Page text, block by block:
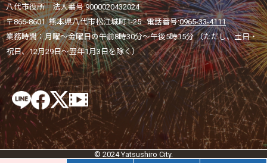
八代市役所 法人番号 9000020432024
〒866-8601 熊本県八代市松江城町1-25 電話番号:0965-33-4111
業務時間：月曜～金曜日の午前8時30分～午後5時15分 （ただし、土日・
祝日、12月29日～翌年1月3日を除く）
© 2024 Yatsushiro City.